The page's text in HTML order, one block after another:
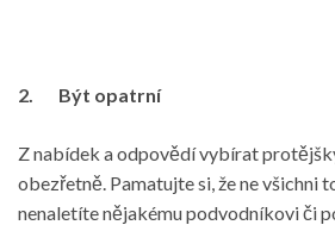
2. Být opatrní
Z nabídek a odpovědí vybírat
obezřetně. Pamatujte si, že ne všichni
nenaletíte nějakému podvodníkovi či